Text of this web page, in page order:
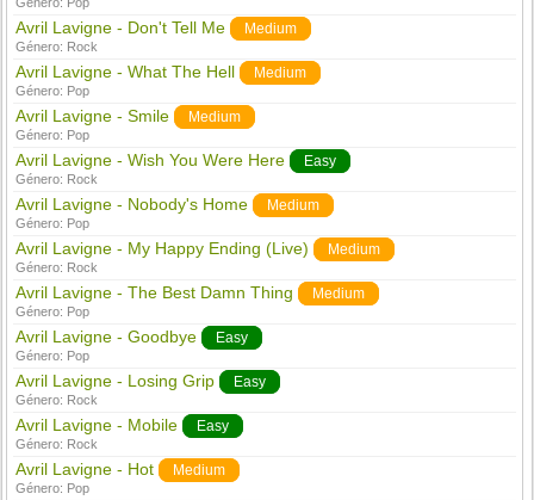
Avril Lavigne - Don't Tell Me Medium
Género: Rock
Avril Lavigne - What The Hell Medium
Género: Pop
Avril Lavigne - Smile Medium
Género: Pop
Avril Lavigne - Wish You Were Here Easy
Género: Rock
Avril Lavigne - Nobody's Home Medium
Género: Pop
Avril Lavigne - My Happy Ending (Live) Medium
Género: Rock
Avril Lavigne - The Best Damn Thing Medium
Género: Pop
Avril Lavigne - Goodbye Easy
Género: Pop
Avril Lavigne - Losing Grip Easy
Género: Rock
Avril Lavigne - Mobile Easy
Género: Rock
Avril Lavigne - Hot Medium
Género: Pop